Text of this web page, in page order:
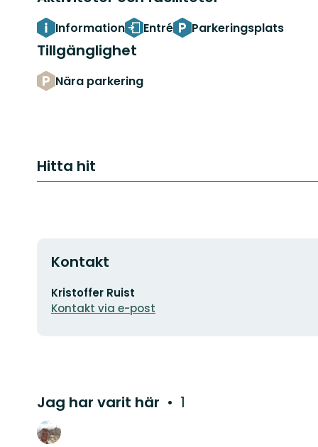
Information Entré Parkeringsplats
Tillgänglighet
Nära parkering
Hitta hit
Kontakt
E-
postadress
Kristoffer Ruist
Kontakt via e-post
Jag har varit här 1